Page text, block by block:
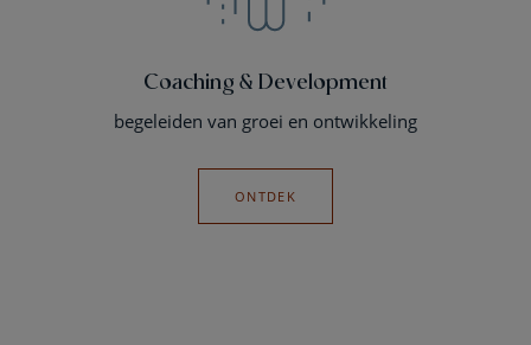
Coaching & Development
begeleiden van groei en ontwikkeling
ONTDEK